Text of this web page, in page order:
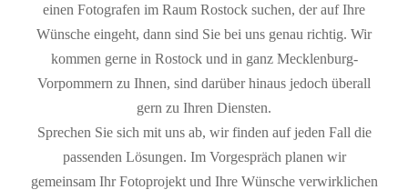
einen Fotografen im Raum Rostock suchen, der auf Ihre
Wünsche eingeht, dann sind Sie bei uns genau richtig. Wir
kommen gerne in Rostock und in ganz Mecklenburg-
Vorpommern zu Ihnen, sind darüber hinaus jedoch überall
gern zu Ihren Diensten.
Sprechen Sie sich mit uns ab, wir finden auf jeden Fall die
passenden Lösungen. Im Vorgespräch planen wir
gemeinsam Ihr Fotoprojekt und Ihre Wünsche verwirklichen